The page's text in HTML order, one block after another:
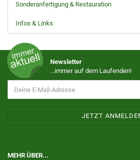
Sonderanfertigung & Restauration
Infos & Links
Newsletter
...immer auf dem Laufenden!
MEHR ÜBER...